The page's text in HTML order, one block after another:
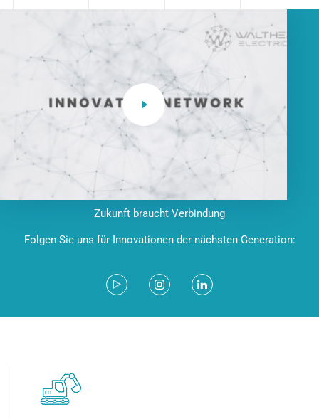
Zukunft braucht Verbindung
Folgen Sie uns für Innovationen der nächsten Generation: